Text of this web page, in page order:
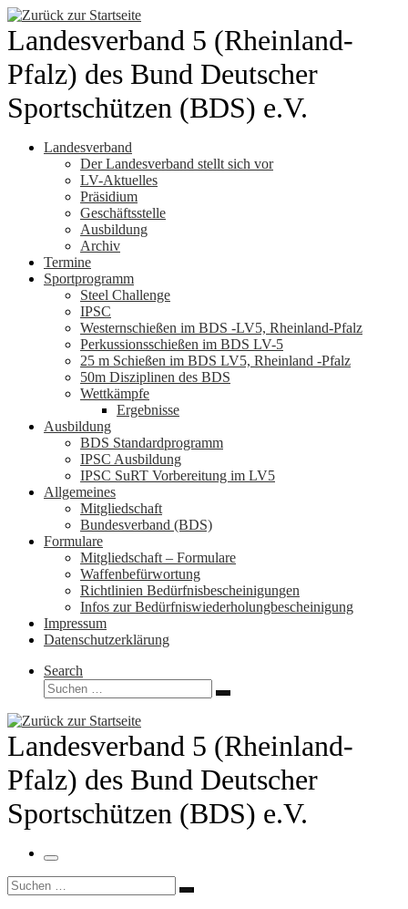
Zum
Inhalt
springen
Landesverband 5 (Rheinland-
Pfalz) des Bund Deutscher
Sportschützen (BDS) e.V.
Landesverband
Der Landesverband stellt sich vor
LV-Aktuelles
Präsidium
Geschäftsstelle
Ausbildung
Archiv
Termine
Sportprogramm
Steel Challenge
IPSC
Westernschießen im BDS -LV5, Rheinland-Pfalz
Perkussionsschießen im BDS LV-5
25 m Schießen im BDS LV5, Rheinland -Pfalz
50m Disziplinen des BDS
Wettkämpfe
Ergebnisse
Ausbildung
BDS Standardprogramm
IPSC Ausbildung
IPSC SuRT Vorbereitung im LV5
Allgemeines
Mitgliedschaft
Bundesverband (BDS)
Formulare
Mitgliedschaft – Formulare
Waffenbefürwortung
Richtlinien Bedürfnisbescheinigungen
Infos zur Bedürfniswiederholungbescheinigung
Impressum
Datenschutzerklärung
Search
Suche
Suchen …
Landesverband 5 (Rheinland-
Pfalz) des Bund Deutscher
Sportschützen (BDS) e.V.
Menü
Suche
Suchen …